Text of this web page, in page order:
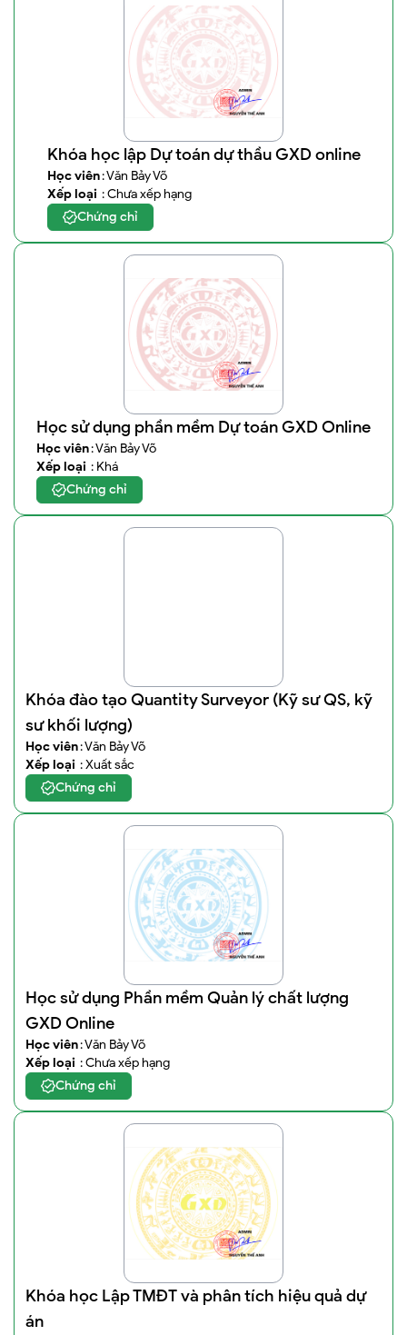
Khóa học lập Dự toán dự thầu GXD online
Học viên: Văn Bảy Võ
Xếp loại : Chưa xếp hạng
Chứng chỉ
Học sử dụng phần mềm Dự toán GXD Online
Học viên: Văn Bảy Võ
Xếp loại : Khá
Chứng chỉ
Khóa đào tạo Quantity Surveyor (Kỹ sư QS, kỹ
sư khối lượng)
Học viên: Văn Bảy Võ
Xếp loại : Xuất sắc
Chứng chỉ
Học sử dụng Phần mềm Quản lý chất lượng
GXD Online
Học viên: Văn Bảy Võ
Xếp loại : Chưa xếp hạng
Chứng chỉ
Khóa học Lập TMĐT và phân tích hiệu quả dự
án